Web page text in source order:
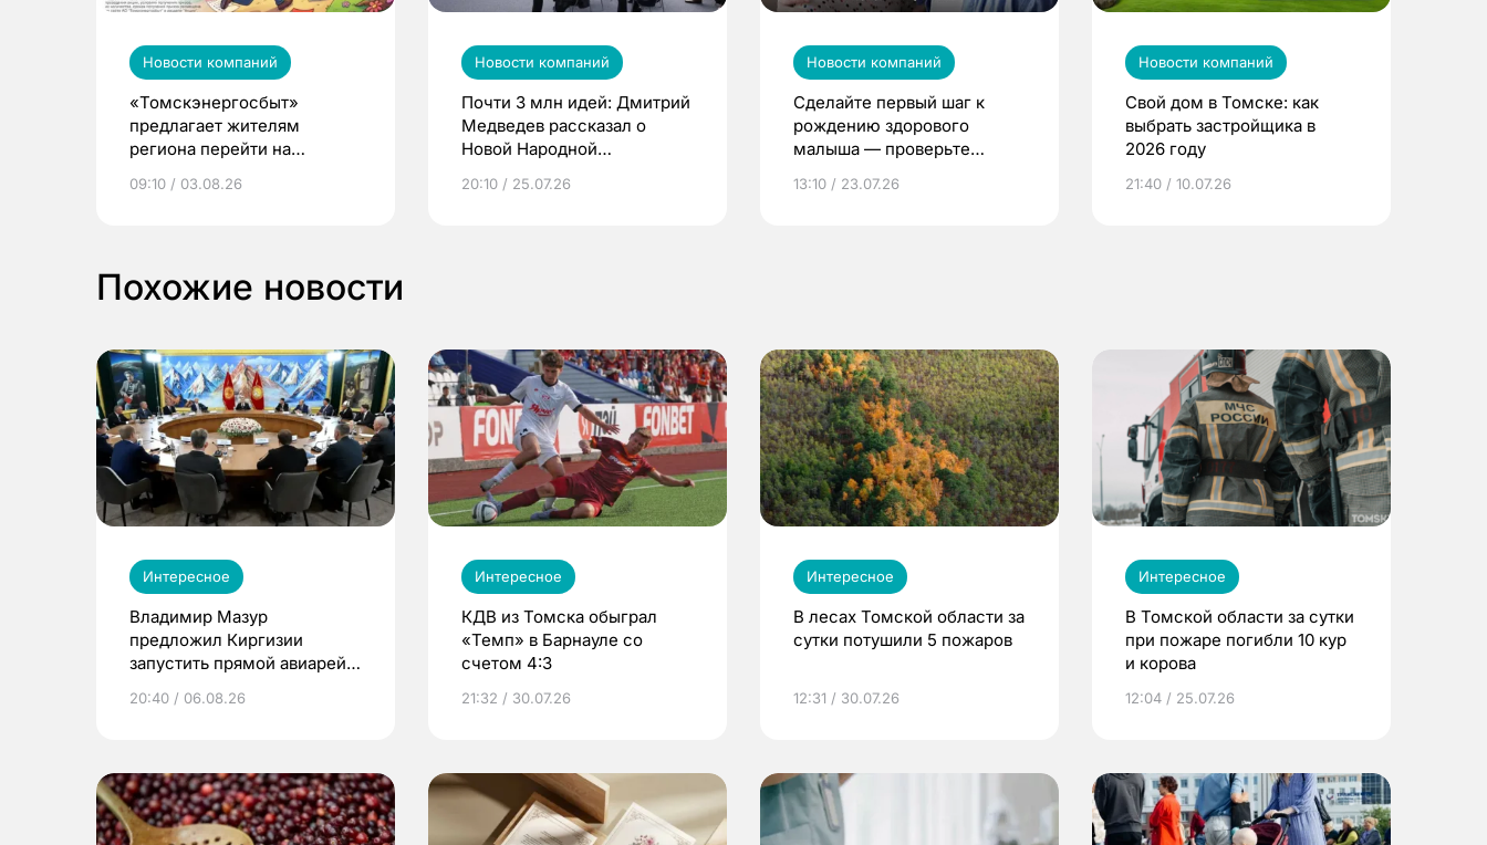
Новости компаний
«Томскэнергосбыт»
предлагает жителям
региона перейти на
выиграть призы
09:10 / 03.08.26
Новости компаний
Почти 3 млн идей: Дмитрий
Медведев рассказал о
Новой Народной
20:10 / 25.07.26
Новости компаний
Сделайте первый шаг к
рождению здорового
малыша — проверьте
по ОМС!
13:10 / 23.07.26
Новости компаний
Свой дом в Томске: как
выбрать застройщика в
2026 году
21:40 / 10.07.26
Похожие новости
Интересное
Владимир Мазур
предложил Киргизии
запустить прямой авиарейс
20:40 / 06.08.26
Интересное
КДВ из Томска обыграл
«Темп» в Барнауле со
счетом 4:3
21:32 / 30.07.26
Интересное
В лесах Томской области за
сутки потушили 5 пожаров
12:31 / 30.07.26
Интересное
В Томской области за сутки
при пожаре погибли 10 кур
и корова
12:04 / 25.07.26